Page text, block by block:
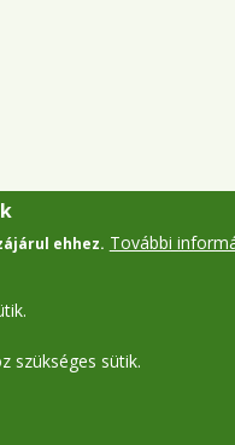
ehhez. További
szükséges sütik.